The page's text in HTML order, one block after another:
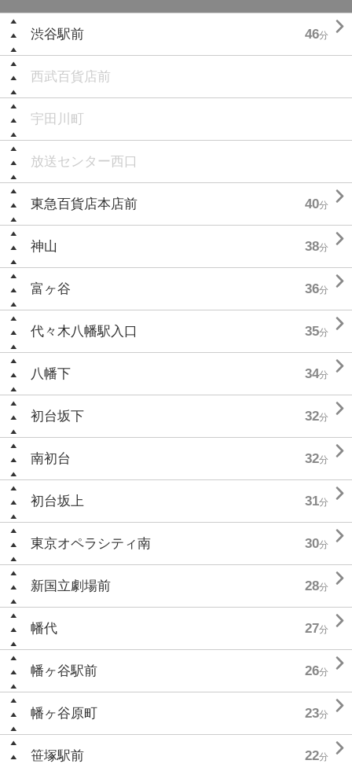
渋谷駅前 46分 
西武百貨店前
宇田川町
放送センター西口
東急百貨店本店前 40分 
神山 38分 
富ヶ谷 36分 
代々木八幡駅入口 35分 
八幡下 34分 
初台坂下 32分 
南初台 32分 
初台坂上 31分 
東京オペラシティ南 30分 
新国立劇場前 28分 
幡代 27分 
幡ヶ谷駅前 26分 
幡ヶ谷原町 23分 
笹塚駅前 22分 